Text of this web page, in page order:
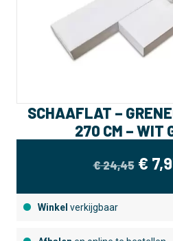
SCHAAFLAT –
270 CM – WIT
€24,45 €
Winkel verkijgbaar